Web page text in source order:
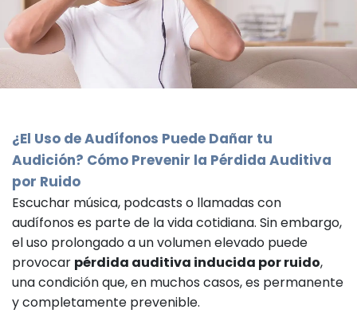
¿El Uso de Audífonos Puede Dañar tu
Audición? Cómo Prevenir la Pérdida Auditiva
por Ruido
Escuchar música, podcasts o llamadas con
audífonos es parte de la vida cotidiana. Sin embargo,
el uso prolongado a un volumen elevado puede
provocar pérdida auditiva inducida por ruido,
una condición que, en muchos casos, es permanente
y completamente prevenible.